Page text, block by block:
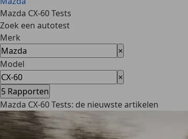
Mazda CX-60 Tests
Zoek een autotest
Merk
×
Model
×
5 Rapporten
Mazda CX-60 Tests: de nieuwste artikelen